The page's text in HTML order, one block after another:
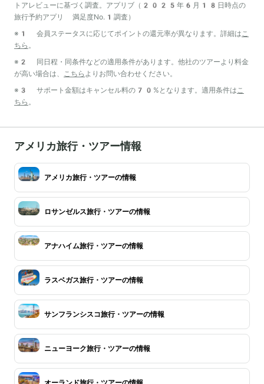
トアレビューに基づく調査。アプリブ（2025年6月18日時点の
旅行予約アプリ 満足度No.1調査）
※1 会員ステータスに応じてポイントの還元率が異なります。詳細は こ
ちら 。
※2 同日程・同条件などの適用条件があります。他社のツアーより料金
が高い場合は、
こちら よりお問い合わせください。
※3 サポート金額はキャンセル料の70%となります。適用条件は こ
ちら 。
アメリカ旅行・ツアー情報
アメリカ旅行・ツアーの情報
ロサンゼルス旅行・ツアーの情報
アナハイム旅行・ツアーの情報
ラスベガス旅行・ツアーの情報
サンフランシスコ旅行・ツアーの情報
ニューヨーク旅行・ツアーの情報